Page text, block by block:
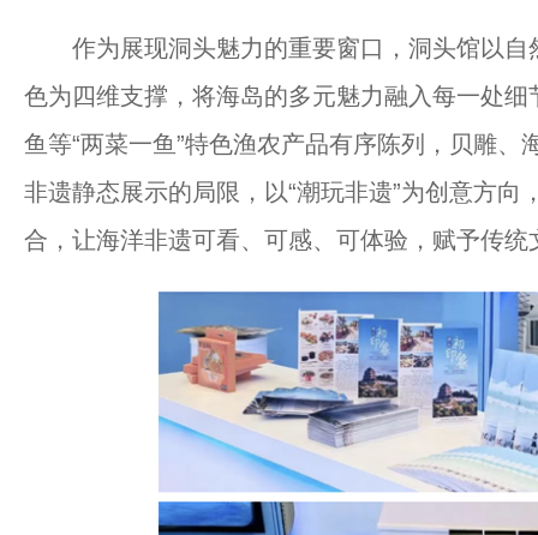
作为展现洞头魅力的重要窗口，洞头馆以自
色为四维支撑，将海岛的多元魅力融入每一处
鱼等“两菜一鱼”特色渔农产品有序陈列，贝雕
非遗静态展示的局限，以“潮玩非遗”为创意方
合，让海洋非遗可看、可感、可体验，赋予传统